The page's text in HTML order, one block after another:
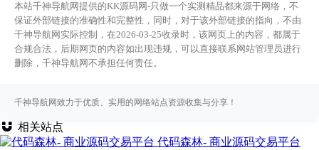
本站千神导航网提供的KK源码网-只做一个实测精品都来源于网络，不
保证外部链接的准确性和完整性，同时，对于该外部链接的指向，不由
千神导航网实际控制，在2026-03-25收录时，该网页上的内容，都属于
合规合法，后期网页的内容如出现违规，可以直接联系网站管理员进行
删除，千神导航网不承担任何责任。
千神导航网致力于优质、实用的网络站点资源收集与分享！
相关站点
代码森林- 商业源码交易平台